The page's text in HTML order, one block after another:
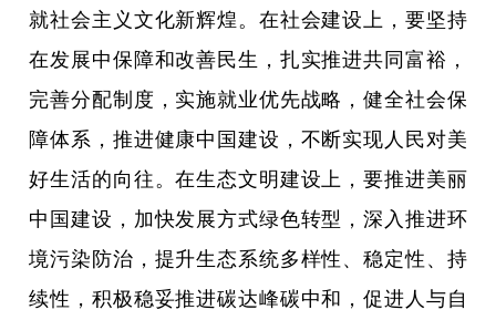
就社会主义文化新辉煌。在社会建设上，要坚持
在发展中保障和改善民生，扎实推进共同富裕，
完善分配制度，实施就业优先战略，健全社会保
障体系，推进健康中国建设，不断实现人民对美
好生活的向往。在生态文明建设上，要推进美丽
中国建设，加快发展方式绿色转型，深入推进环
境污染防治，提升生态系统多样性、稳定性、持
续性，积极稳妥推进碳达峰碳中和，促进人与自